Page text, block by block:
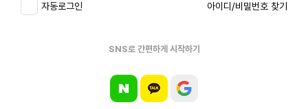
자동로그인 아이디/비밀번호 찾기
SNS로 간편하게 시작하기